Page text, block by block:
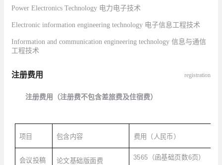
Power Electronics Technology 电力电子技术
Electronic information engineering technology 电子信息工程技术
Information and communication engineering technology信息与通信
工程技术
注册费用 registration
注册费用（注册费不包含差旅费及住宿费）
项目 包含内容 费用（人民币）
会议投稿 论文基础版面费 3565 （函基础页数6页）